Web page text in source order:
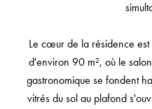
Le cœur de la résidence est
d'environ 90 m², où le
gastronomique se fondent
vitrés du sol au plafond